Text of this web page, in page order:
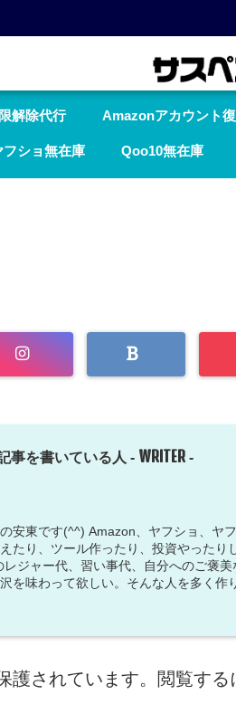
解除代行 Amazonアカウント
フショ無在庫 Qoo10無在庫
事を書いている人 - WRITER -
安東です(^^) Amazon、ヤフショ、ヤ
たり、ツール作ったり、投資やったり
レジャー代、習い事代、自分へのご褒
を味わって欲しい。そんな人を多く作
護されています。閲覧す